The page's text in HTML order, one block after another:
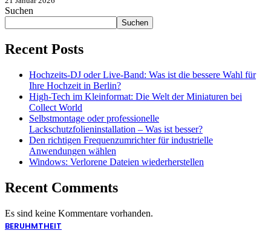
Suchen
Suchen
Recent Posts
Hochzeits-DJ oder Live-Band: Was ist die bessere Wahl für
Ihre Hochzeit in Berlin?
High-Tech im Kleinformat: Die Welt der Miniaturen bei
Collect World
Selbstmontage oder professionelle
Lackschutzfolieninstallation – Was ist besser?
Den richtigen Frequenzumrichter für industrielle
Anwendungen wählen
Windows: Verlorene Dateien wiederherstellen
Recent Comments
Es sind keine Kommentare vorhanden.
BERUHMTHEIT